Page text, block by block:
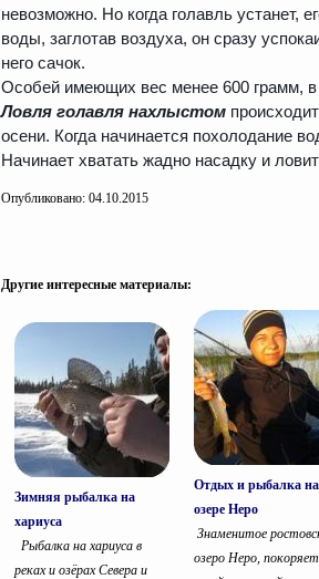
невозможно. Но когда голавль устанет,
воды, заглотав воздуха, он сразу
него сачок.
Особей имеющих вес менее 600 грамм, в
Ловля голавля нахлыстом
осени. Когда начинается похолодание
Начинает хватать жадно насадку и
Опубликовано: 04.10.2015
Другие интересные материалы:
Зимняя рыбалка на
хариуса
Рыбалка на хариуса в
реках и озёрах Севера и
Отдых и рыбалка на
озере Неро
Знаменитое
озеро Неро, покоряет